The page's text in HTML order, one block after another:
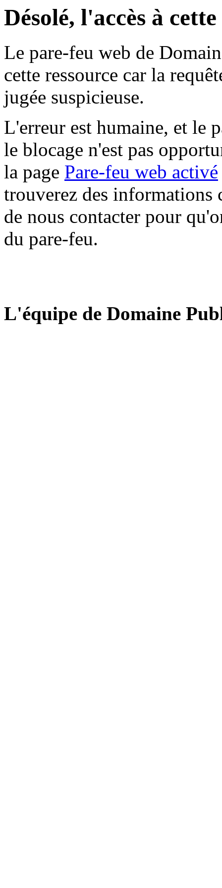
Désolé, l'accès à
Le pare-feu web de
cette ressource car la
jugée suspicieuse.
L'erreur est humaine, et le
le blocage n'est pas
la page Pare-feu web activé
trouverez des informations
de nous contacter pour
du pare-feu.
L'équipe de Domaine